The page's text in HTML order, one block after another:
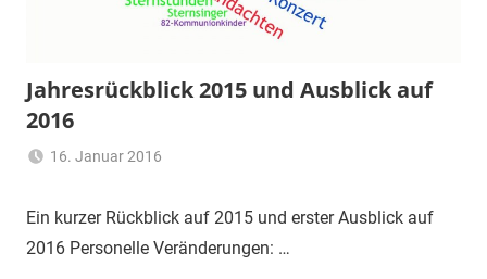
Jahresrückblick 2015 und Ausblick auf
2016
16. Januar 2016
Themann
Allgemein
Ein kurzer Rückblick auf 2015 und erster Ausblick auf
2016 Personelle Veränderungen: …